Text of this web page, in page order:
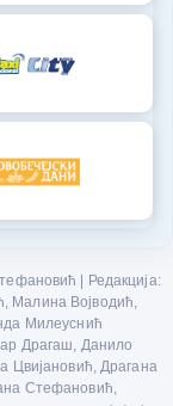
| Редакција:
Војводић,
Милеуснић
Драгаш, Данило
Цвијановић, Драгана
Стефановић,